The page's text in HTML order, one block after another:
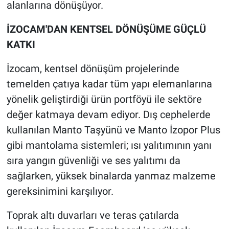
alanlarına dönüşüyor.
İZOCAM'DAN KENTSEL DÖNÜŞÜME GÜÇLÜ
KATKI
İzocam, kentsel dönüşüm projelerinde
temelden çatıya kadar tüm yapı elemanlarına
yönelik geliştirdiği ürün portföyü ile sektöre
değer katmaya devam ediyor. Dış cephelerde
kullanılan Manto Taşyünü ve Manto İzopor Plus
gibi mantolama sistemleri; ısı yalıtımının yanı
sıra yangın güvenliği ve ses yalıtımı da
sağlarken, yüksek binalarda yanmaz malzeme
gereksinimini karşılıyor.
Toprak altı duvarları ve teras çatılarda